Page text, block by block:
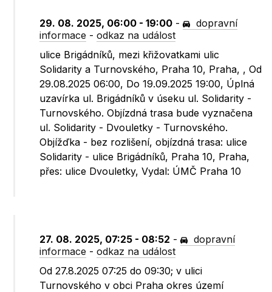
29. 08. 2025, 06:00 - 19:00 -
dopravní
informace -odkaz na událost
ulice Brigádníků, mezi křižovatkami ulic
Solidarity a Turnovského, Praha 10, Praha, , Od
29.08.2025 06:00, Do 19.09.2025 19:00, Úplná
uzavírka ul. Brigádníků v úseku ul. Solidarity -
Turnovského. Objízdná trasa bude vyznačena
ul. Solidarity - Dvouletky - Turnovského.
Objížďka - bez rozlišení, objízdná trasa: ulice
Solidarity - ulice Brigádníků, Praha 10, Praha,
přes: ulice Dvouletky, Vydal: ÚMČ Praha 10
27. 08. 2025, 07:25 - 08:52 -
dopravní
informace -odkaz na událost
Od 27.8.2025 07:25 do 09:30; v ulici
Turnovského v obci Praha okres území